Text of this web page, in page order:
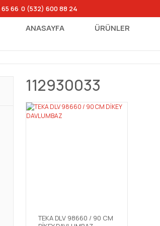
66-0 (532) 600 88 24
ANASAYFA ÜRÜNLER
112930033
TEKA DLV 98660 / 90 CM